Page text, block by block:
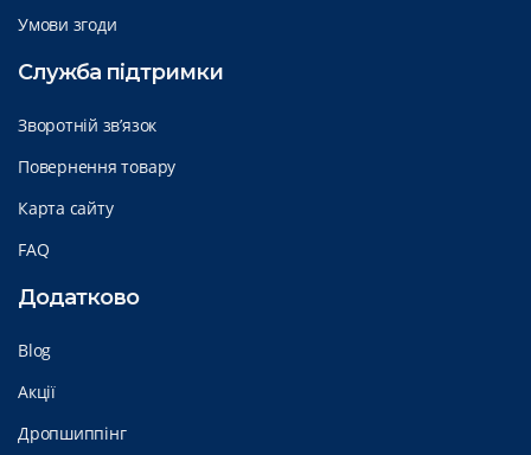
Умови згоди
Служба підтримки
Зворотній зв’язок
Повернення товару
Карта сайту
FAQ
Додатково
Blog
Акції
Дропшиппінг